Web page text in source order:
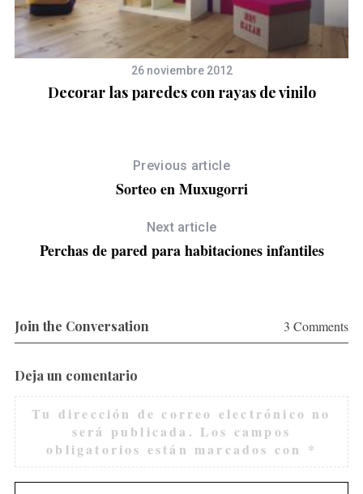
26 noviembre 2012
Decorar las paredes con rayas de vinilo
Previous article
Sorteo en Muxugorri
Next article
Perchas de pared para habitaciones infantiles
Join the Conversation 3 Comments
Deja un comentario
Tu dirección de correo electrónico no
será publicada. Los campos
obligatorios están marcados con *
S
c
: